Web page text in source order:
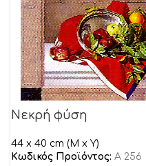
Νεκρή φύση
44 x 40 cm (M x Y)
Κωδικός Προϊόντος: Α 256